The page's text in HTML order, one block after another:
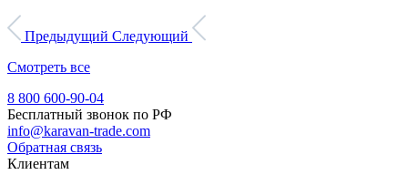
Предыдущий Следующий
Смотреть все
8 800 600-90-04
Бесплатный звонок по РФ
info@karavan-trade.com
Обратная связь
Клиентам